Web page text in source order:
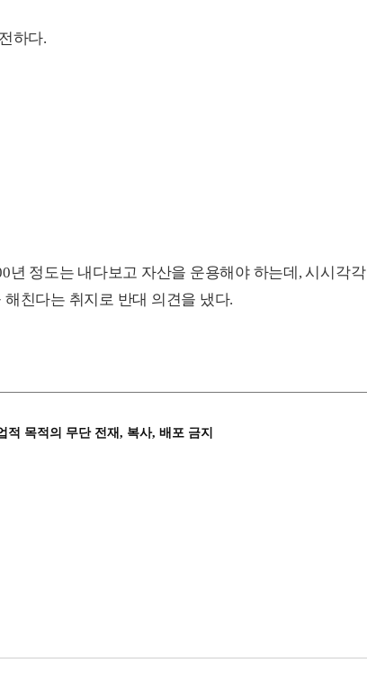
하다.
년 정도는 내다보고 자산을 운용해야 하는데, 시시각각
친다는 취지로 반대 의견을 냈다.
목적의 무단 전재, 복사, 배포 금지